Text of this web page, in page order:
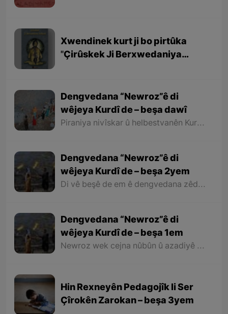
Xwendinek kurt ji bo pirtûka
''Çirûskek Ji Berxwedaniya
Dengvedana “Newroz”ê di
wêjeya Kurdî de – beşa dawî
Piraniya nivîskar û helbestvanên Kurd di helbest û deqên xwe de behsa Newrozê kirine ku ji ber nebûna derfetê em ê tenê îşareyê bi çend mînak ji helbestên wan bikin. Di dawiyê de ez dixwazim bibêjim ku helbestvanên wek “Muxlîs, Ewnî, Hejar, Zarî, Elî Heseniyanî, Jîla Huseynî, Mihemed Salih Dîlan, Esîrî, Nasir Axabira, Celal Melekşa, Şêrko Bêkes û Ebdulah Paşêw” û hwd, di çend helbestên xwe de behsa Newrozê kirine û bal kişandine ser Kurdistanîbûna Newrozê.
Dengvedana “Newroz”ê di
wêjeya Kurdî de – beşa 2yem
Di vê beşê de em ê dengvedana zêdetir a Newrozê di helbest û deqên Kurdî de rabixine ber çavan. Herwisa pêwîst e em îşare bi wê yekê jî bikin ku tevî wê ku em di vê gotarê de dengvedana “Newroz”ê di edebiyata Kurdî de dibînin, em ê hin nivîskar û helbestvanên xwe binêrin ku mixabin navê hin ji wan hatiye jibîrkirin.
Dengvedana “Newroz”ê di
wêjeya Kurdî de – beşa 1em
Newroz wek cejna nûbûn û azadiyê di wêjeya Kurdî de û li cem helbestvan û nivîskarên Kurd, hertim girîngiya xwe hebûye. Helbestvan û nivîskarên Kurd di helbest û nivîsên xwe de Newroz wek bedewiyek, dergeheke azadiyê û sembola rizgariya netewî bi kar anîne. Ev mijare jî vedigere bo girêdana înkarkirî ya Kurd û Kurdistanê bi Newrozê re.
Hin Rexneyên Pedagojîk li Ser
Çîrokên Zarokan – beşa 3yem